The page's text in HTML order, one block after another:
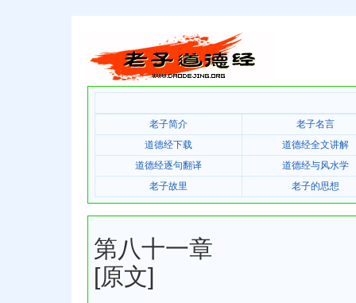
老子简介
老子名言
道德经下载
道德经全文讲解
道德经逐句翻译
道德经与风水学
老子故里
老子的思想
第八十一章
[原文]